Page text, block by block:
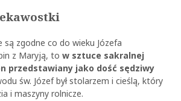
są zgodne co do wieku Józefa
z Maryją, to w sztuce sakralnej
przedstawiany jako dość sędziwy
św. Józef był stolarzem i cieślą, który
i maszyny rolnicze.